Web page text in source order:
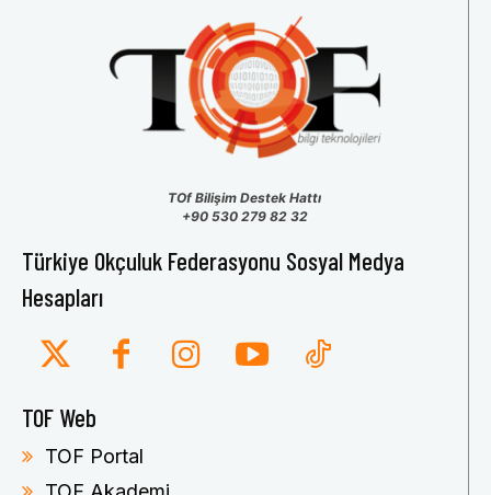
TOf Bilişim Destek Hattı
+90 530 279 82 32
Türkiye Okçuluk Federasyonu Sosyal Medya
Hesapları
TOF Web
TOF Portal